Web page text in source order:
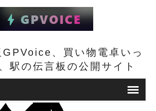
GPVoice、買い物電卓いっ
駅の伝言板の公開サイト